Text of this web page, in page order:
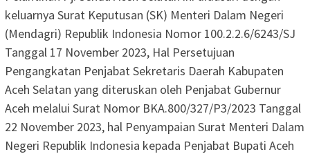
keluarnya Surat Keputusan (SK) Menteri Dalam Negeri
(Mendagri) Republik Indonesia Nomor 100.2.2.6/6243/SJ
Tanggal 17 November 2023, Hal Persetujuan
Pengangkatan Penjabat Sekretaris Daerah Kabupaten
Aceh Selatan yang diteruskan oleh Penjabat Gubernur
Aceh melalui Surat Nomor BKA.800/327/P3/2023 Tanggal
22 November 2023, hal Penyampaian Surat Menteri Dalam
Negeri Republik Indonesia kepada Penjabat Bupati Aceh